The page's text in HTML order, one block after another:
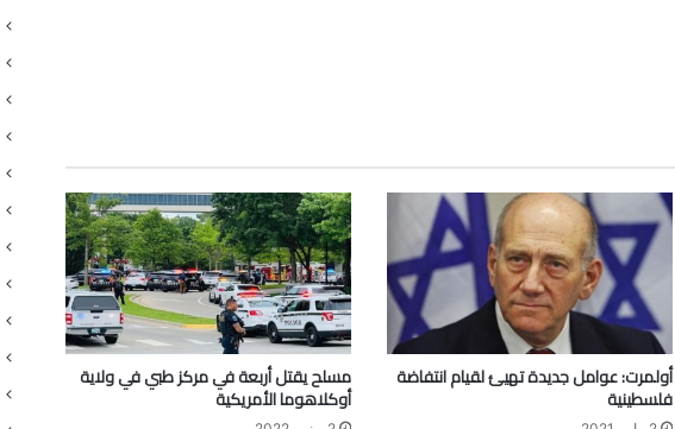
أولمرت: عوامل جديدة تهيئ لقيام انتفاضة
فلسطينية
مسلح يقتل أربعة في مركز طبي في ولاية
أوكلاهوما الأمريكية